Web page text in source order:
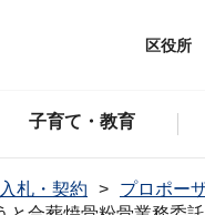
区役所
子育て・教育
入札・契約 プロポー